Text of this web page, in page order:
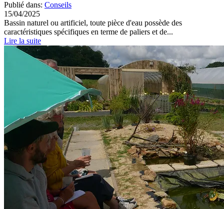
Publié dans: Conseils
15/04/2025
Bassin naturel ou artificiel, toute pièce d'eau possède des
caractéristiques spécifiques en terme de paliers et de...
Lire la suite